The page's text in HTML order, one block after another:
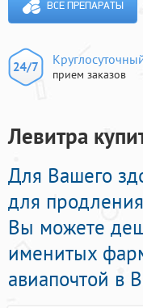
ВСЕ ПРЕПАРАТЫ
прием заказов
Левитра
Для Вашего
для
Вы можете
именитых
авиапочтой в